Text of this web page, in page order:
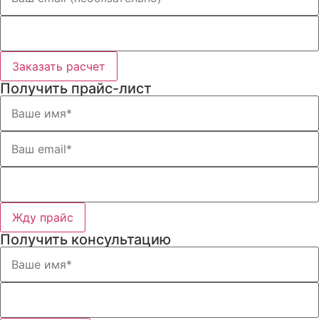
Заказать расчет
Получить прайс-лист
Жду прайс
Получить консультацию